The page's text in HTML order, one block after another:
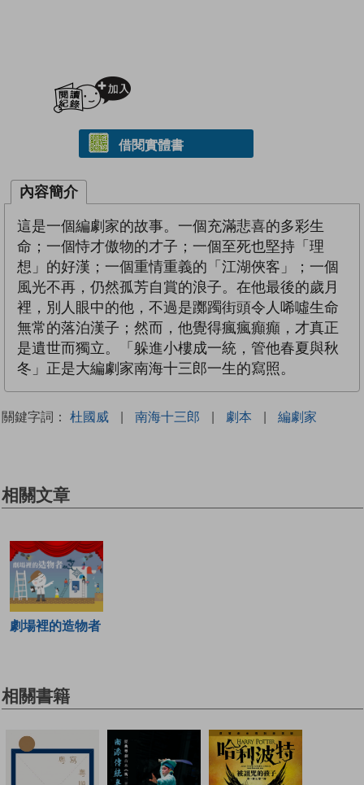
借閱實體書
內容簡介
這是一個編劇家的故事。一個充滿悲喜的多彩生
命；一個恃才傲物的才子；一個至死也堅持「理
想」的好漢；一個重情重義的「江湖俠客」；一個
風光不再，仍然孤芳自賞的浪子。在他最後的歲月
裡，別人眼中的他，不過是躑躅街頭令人唏噓生命
無常的落泊漢子；然而，他覺得瘋瘋癲癲，才真正
是遺世而獨立。「躲進小樓成一統，管他春夏與秋
冬」正是大編劇家南海十三郎一生的寫照。
關鍵字詞： 杜國威 | 南海十三郎 | 劇本 | 編劇家
相關文章
劇場裡的造物者
相關書籍